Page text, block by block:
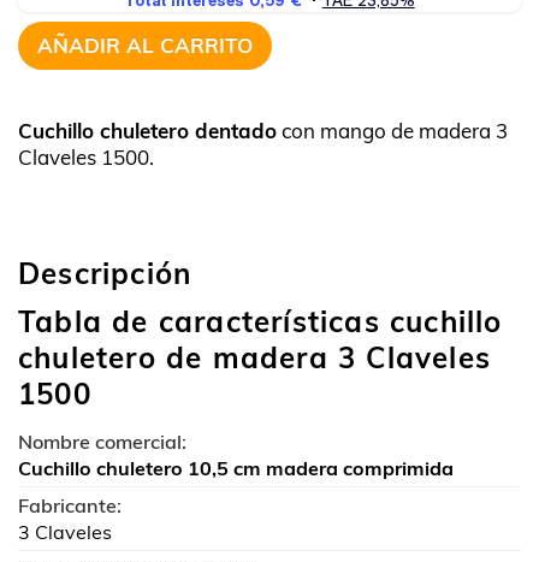
AÑADIR AL CARRITO
Cuchillo chuletero dentadocon mango de madera 3
Claveles 1500.
Descripción
Tabla de características cuchillo
chuletero de madera 3 Claveles
1500
Nombre comercial:
Cuchillo chuletero 10,5 cm madera comprimida
Fabricante:
3 Claveles